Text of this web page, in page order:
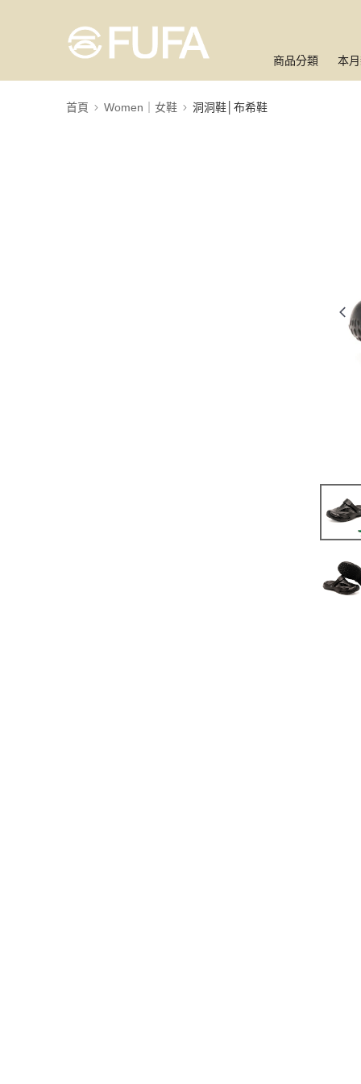
商品分類 本
首頁 Women｜女鞋 洞洞鞋│布希鞋